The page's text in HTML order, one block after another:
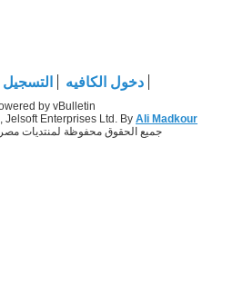
دخول الكافيه التسجيل
by vBulletin®
Enterprises Ltd. By Ali Madkour
جميع الحقوق محفوظة لمنتديات مصراوي